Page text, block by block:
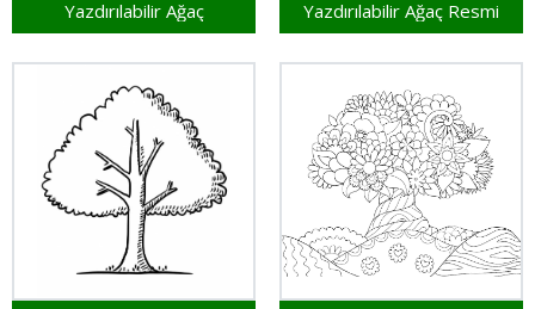
Yazdırılabilir Ağaç Yazdırılabilir Ağaç Resmi